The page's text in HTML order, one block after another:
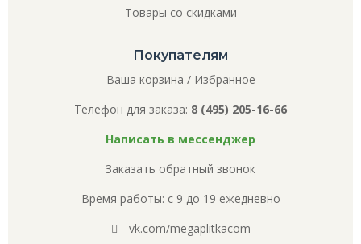
Товары со скидками
Покупателям
Ваша корзина / Избранное
Телефон для заказа: 8 (495) 205-16-66
Написать в мессенджер
Заказать обратный звонок
Время работы: с 9 до 19 ежедневно
vk.com/megaplitkacom